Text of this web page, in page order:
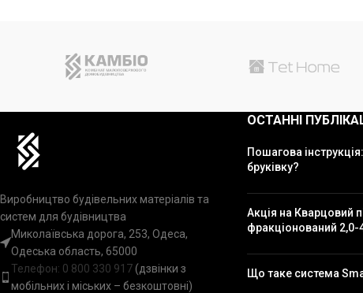
Виробництво будівельних матеріалів та
систем для будівництва
Миколаївська дорога, 253, Одеса,
Одеська область, 65000
Телефон: 0 800 330 917(дзвінки з
мобільних і міських – безкоштовні)
ОСТАННІ
Пошагова
бруківку?
Акція на Кварцовий
фракціонований
Що таке система